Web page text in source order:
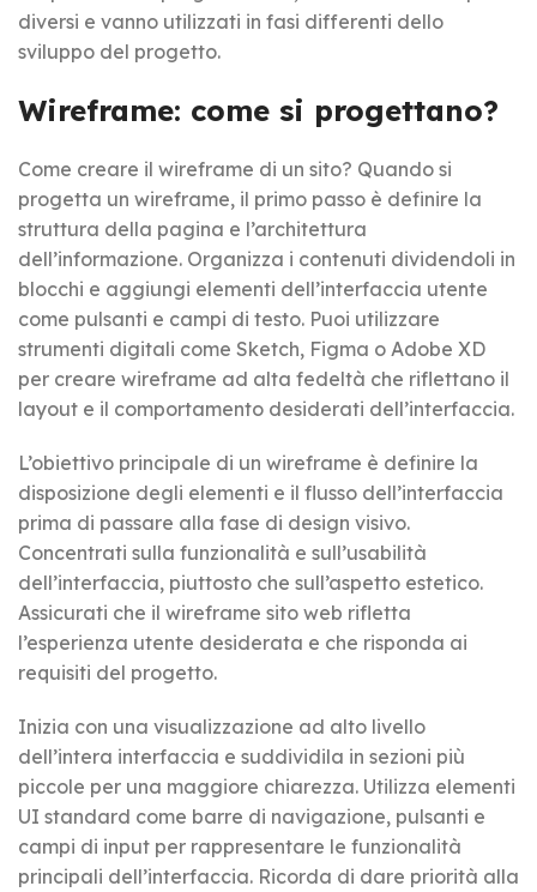
diversi e vanno utilizzati in fasi differenti dello
sviluppo del progetto.
Wireframe: come si progettano?
Come creare il wireframe di un sito? Quando si
progetta un wireframe, il primo passo è definire la
struttura della pagina e l’architettura
dell’informazione. Organizza i contenuti dividendoli in
blocchi e aggiungi elementi dell’interfaccia utente
come pulsanti e campi di testo. Puoi utilizzare
strumenti digitali come Sketch, Figma o Adobe XD
per creare wireframe ad alta fedeltà che riflettano il
layout e il comportamento desiderati dell’interfaccia.
L’obiettivo principale di un wireframe è definire la
disposizione degli elementi e il flusso dell’interfaccia
prima di passare alla fase di design visivo.
Concentrati sulla funzionalità e sull’usabilità
dell’interfaccia, piuttosto che sull’aspetto estetico.
Assicurati che il wireframe sito web rifletta
l’esperienza utente desiderata e che risponda ai
requisiti del progetto.
Inizia con una visualizzazione ad alto livello
dell’intera interfaccia e suddividila in sezioni più
piccole per una maggiore chiarezza. Utilizza elementi
UI standard come barre di navigazione, pulsanti e
campi di input per rappresentare le funzionalità
principali dell’interfaccia. Ricorda di dare priorità alla